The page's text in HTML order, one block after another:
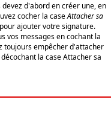
d'abord en créer une, en
cocher la caseAttacher sa
ajouter votre signature.
vos messages en cochant la
toujours empêcher d'attacher
la case Attacher sa